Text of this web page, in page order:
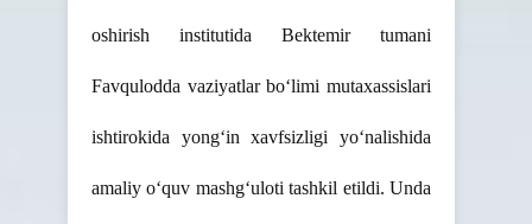
oshirish institutida Bektemir tumani
Favqulodda vaziyatlar bo‘limi mutaxassislari
ishtirokida yong‘in xavfsizligi yo‘nalishida
amaliy o‘quv mashg‘uloti tashkil etildi. Unda